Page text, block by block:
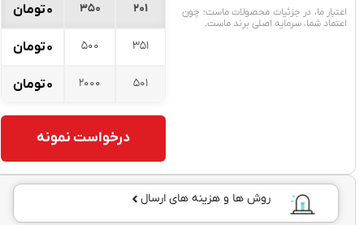
اعتبار ما، در جزئیات محصولات ماست؛ چون
اعتماد شما، سرمایه اصلی برند ماست.
201
350 تومان
351
500 تومان
501
2000 تومان
درخواست نمونه
روش ها و هزینه های ارسال